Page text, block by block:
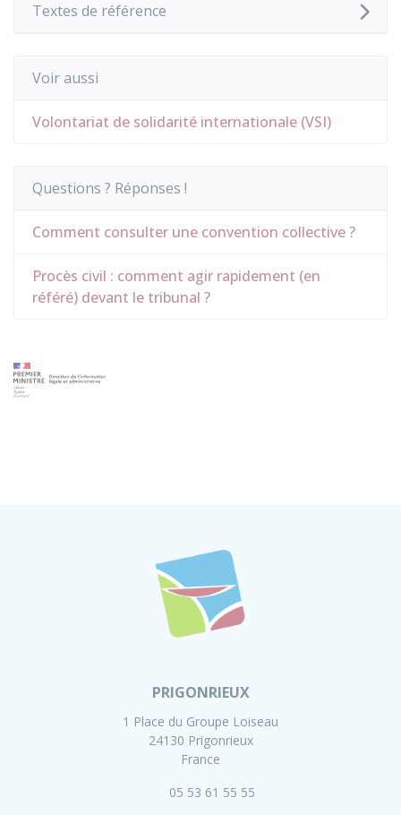
Textes de référence
Voir aussi
Volontariat de solidarité internationale (VSI)
Questions ? Réponses !
Comment consulter une convention collective ?
Procès civil : comment agir rapidement (en
référé) devant le tribunal ?
PRIGONRIEUX
1 Place du Groupe Loiseau
24130 Prigonrieux
France
05 53 61 55 55